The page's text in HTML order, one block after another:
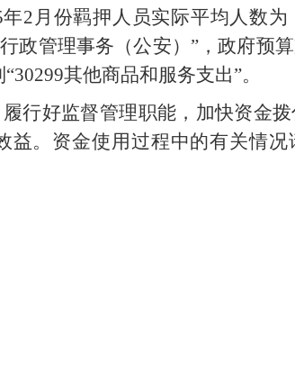
年2 月份羁押人员实际平均人数
管理事务（公安）”，政府预
其他商品和服务支出”。
行好监督管理职能，加快资金
。资金使用过程中的有关情况